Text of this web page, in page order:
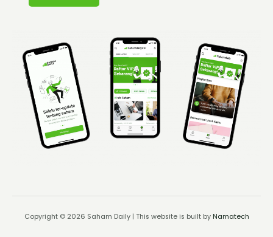
Copyright © 2026 Saham Daily | This website is built by Namatech